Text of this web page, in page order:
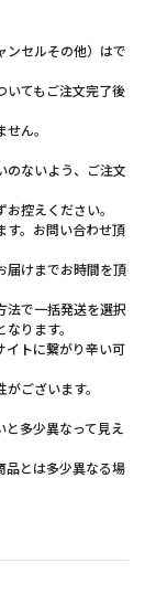
セルその他）はで
てもご注文完了後
ん。
ないよう、ご注文
控えください。
。お問い合わせ頂
届けまでお時間を頂
で一括発送を選択
ります。
トに繋がり辛い可
ございます。
多少異なって見え
とは多少異なる場